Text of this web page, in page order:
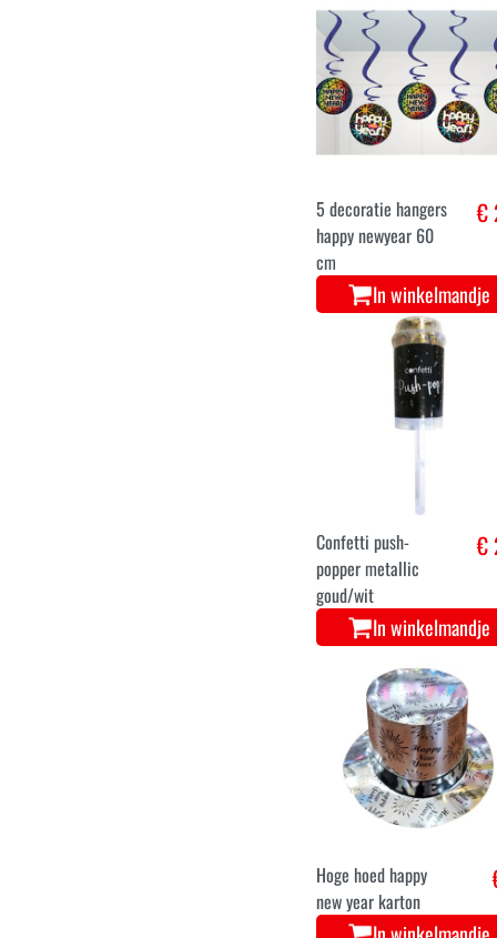
Gouden Gelukkig
Nieuwjaar buishoed
€
5 decoratie hangers
happy newyear 60
In winkelmandje
Confetti push-
popper metallic
goud/wit
€
In winkelmandje